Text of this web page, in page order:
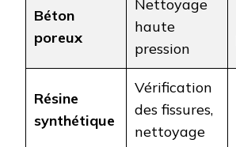
Béton
poreux
Nettoyage
haute
pression
Résine
synthétique
Vérification
des fissures,
nettoyage